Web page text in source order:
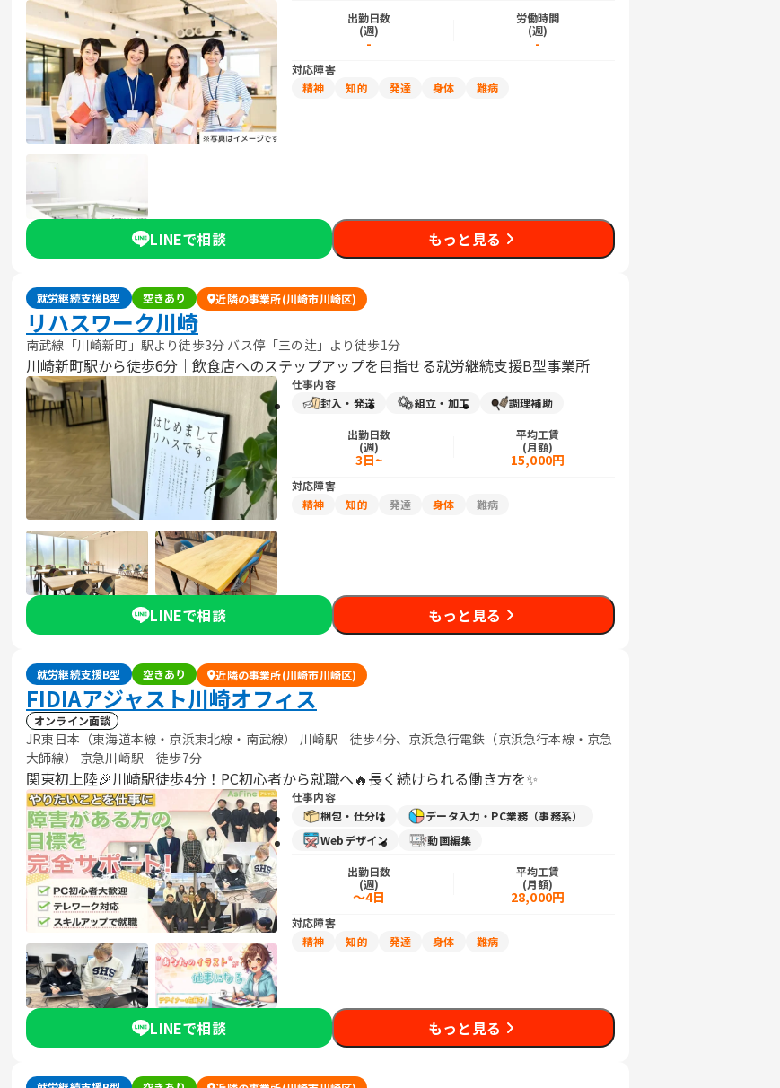
出勤日数
(週)
-
労働時間
(週)
-
対応障害
精神
知的 発達 身体 難病
LINEで相談 もっと見る
就労継続支援B型 空きあり 近隣の事業所(川崎市川崎区)
リハスワーク川崎
南武線「川崎新町」駅より徒歩3分 バス停「三の辻」より徒歩1分
川崎新町駅から徒歩6分｜飲食店へのステップアップを目指せる就労継続支援B型事業所
仕事内容
封入・発送
組立・加工 調理補助
出勤日数
(週)
3日~
平均工賃
(月額)
15,000円
対応障害
精神
知的 発達 身体 難病
LINEで相談 もっと見る
就労継続支援B型 空きあり 近隣の事業所(川崎市川崎区)
FIDIAアジャスト川崎オフィス
オンライン面談
JR東日本（東海道本線・京浜東北線・南武線） 川崎駅 徒歩4分、京浜急行電鉄（京浜急行本線・京急
大師線） 京急川崎駅 徒歩7分
関東初上陸🎉川崎駅徒歩4分！PC初心者から就職へ🔥長く続けられる働き方を✨️
仕事内容
梱包・仕分け
データ入力・PC業務（事務系）
Webデザイン
動画編集
出勤日数
(週)
～4日
平均工賃
(月額)
28,000円
対応障害
精神
知的 発達 身体 難病
LINEで相談 もっと見る